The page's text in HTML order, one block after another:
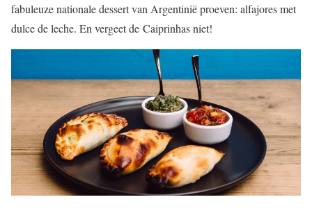
fabuleuze nationale dessert van Argentinië proeven: alfajores met
dulce de leche. En vergeet de Caiprinhas niet!